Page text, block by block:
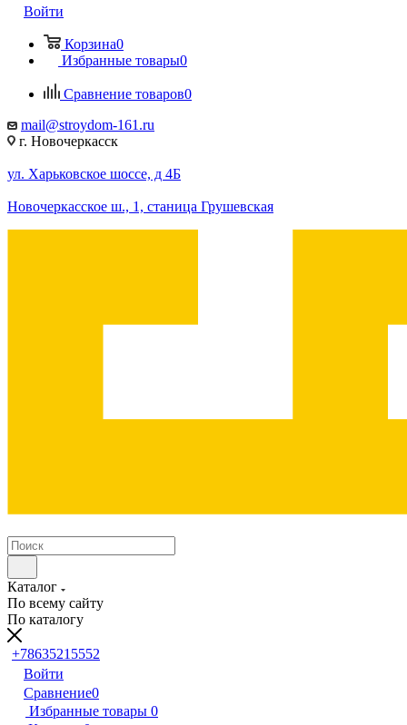
Войти
Корзина0
Избранные товары0
Сравнение товаров0
mail@stroydom-161.ru
г. Новочеркасск
ул. Харьковское шоссе, д 4Б
Новочеркасское ш., 1, станица Грушевская
Каталог
По всему сайту
По каталогу
+78635215552
Войти
Сравнение0
Избранные товары 0